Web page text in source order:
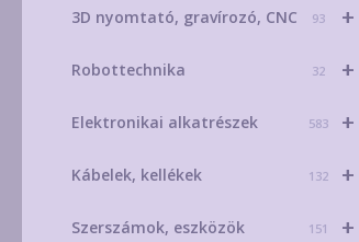
+
3D nyomtató, gravírozó, CNC 93
+
Robottechnika 32
+
Elektronikai alkatrészek 583
+
Kábelek, kellékek 132
+
Szerszámok, eszközök 151